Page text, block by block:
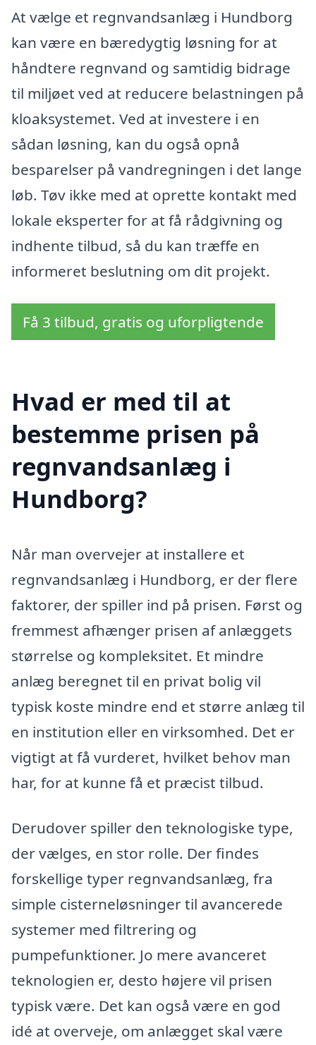
At vælge et regnvandsanlæg i Hundborg
kan være en bæredygtig løsning for at
håndtere regnvand og samtidig bidrage
til miljøet ved at reducere belastningen på
kloaksystemet. Ved at investere i en
sådan løsning, kan du også opnå
besparelser på vandregningen i det lange
løb. Tøv ikke med at oprette kontakt med
lokale eksperter for at få rådgivning og
indhente tilbud, så du kan træffe en
informeret beslutning om dit projekt.
Få 3 tilbud, gratis og uforpligtende
Hvad er med til at
bestemme prisen på
regnvandsanlæg i
Hundborg?
Når man overvejer at installere et
regnvandsanlæg i Hundborg, er der flere
faktorer, der spiller ind på prisen. Først og
fremmest afhænger prisen af anlæggets
størrelse og kompleksitet. Et mindre
anlæg beregnet til en privat bolig vil
typisk koste mindre end et større anlæg til
en institution eller en virksomhed. Det er
vigtigt at få vurderet, hvilket behov man
har, for at kunne få et præcist tilbud.
Derudover spiller den teknologiske type,
der vælges, en stor rolle. Der findes
forskellige typer regnvandsanlæg, fra
simple cisterneløsninger til avancerede
systemer med filtrering og
pumpefunktioner. Jo mere avanceret
teknologien er, desto højere vil prisen
typisk være. Det kan også være en god
idé at overveje, om anlægget skal være